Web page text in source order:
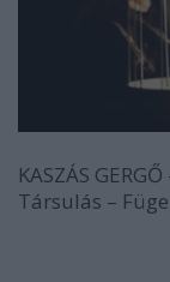
KASZÁS
Társulás –